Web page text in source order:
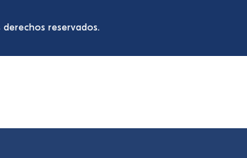
reservados.